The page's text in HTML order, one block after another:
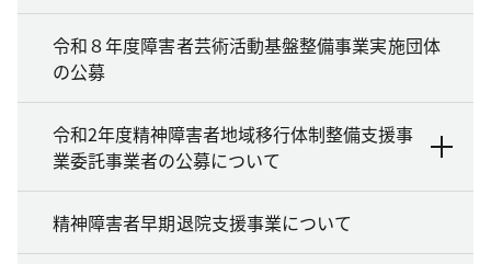
令和８年度障害者芸術活動基盤整備事業実施団体
の公募
令和2年度精神障害者地域移行体制整備支援事
業委託事業者の公募について
精神障害者早期退院支援事業について